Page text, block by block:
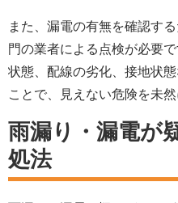
また、漏電の有無を確認す
門の業者による点検が必要
状態、配線の劣化、接地状
ことで、見えない危険を未
雨漏り・漏電が
処法